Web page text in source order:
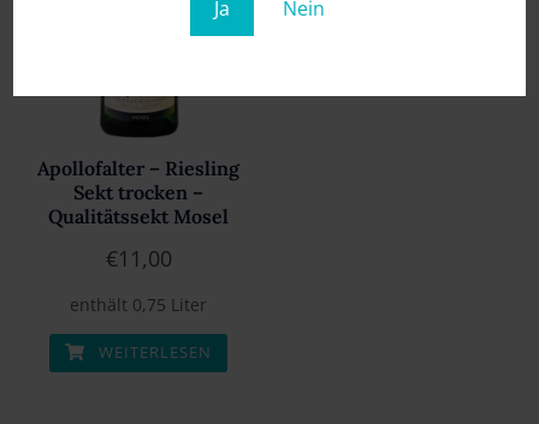
Ja Nein
Apollofalter – Riesling
Sekt trocken –
Qualitätssekt Mosel
€11,00
enthält 0,75 Liter
WEITERLESEN